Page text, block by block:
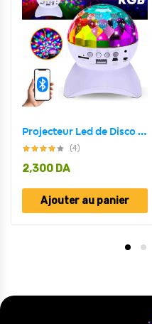
Projecteur Led de Disco RGB intelligente décoration Chambre à coucher
(4)
2,300 DA
Ajouter au panier